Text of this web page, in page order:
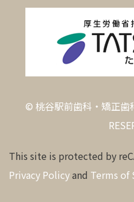
© 桃谷駅前歯科・矯正歯
This site is protected by
Privacy Policyand Terms of